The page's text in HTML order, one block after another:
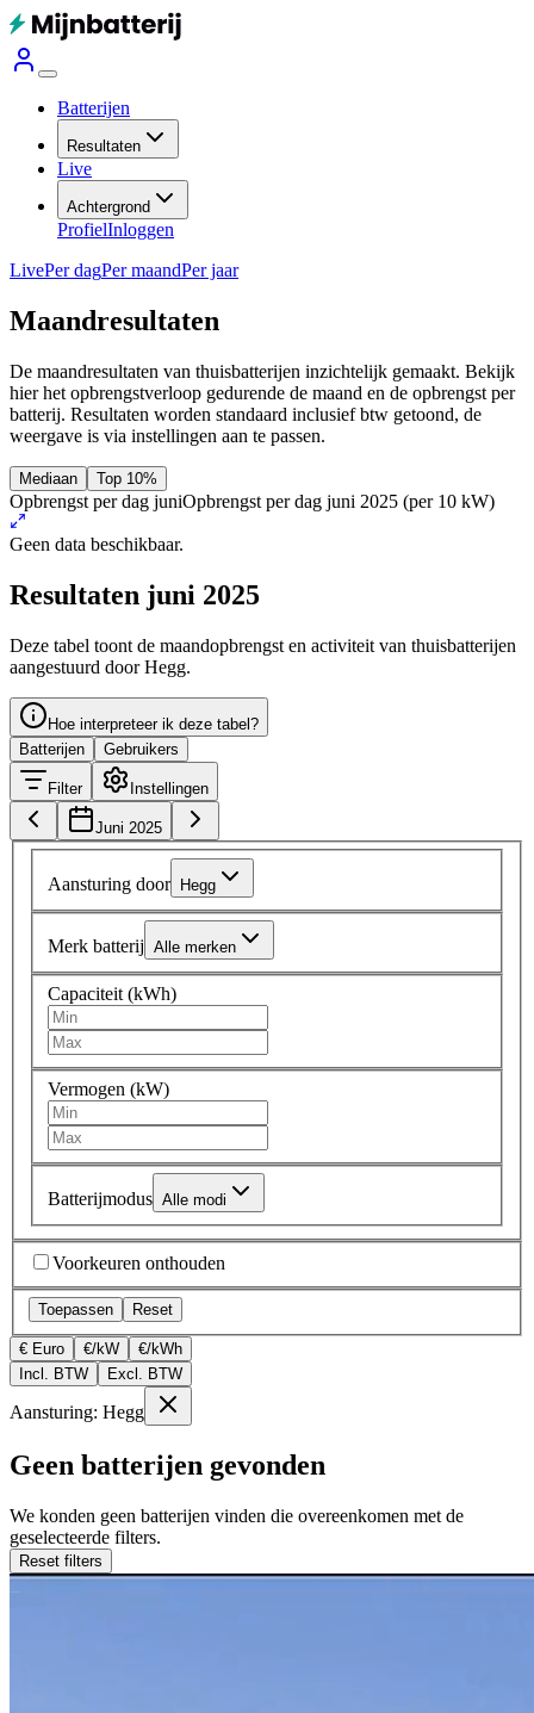
Batterijen
Resultaten
Live
Achtergrond
ProfielInloggen
LivePer dagPer maandPer jaar
Maandresultaten
De maandresultaten van thuisbatterijen inzichtelijk gemaakt. Bekijk
hier het opbrengstverloop gedurende de maand en de opbrengst per
batterij. Resultaten worden standaard inclusief btw getoond, de
weergave is via instellingen aan te passen.
Mediaan Top 10%
Opbrengst per dag juniOpbrengst per dag juni 2025 (per 10 kW)
Geen data beschikbaar.
Resultaten juni 2025
Deze tabel toont de maandopbrengst en activiteit van thuisbatterijen
aangestuurd door Hegg.
Hoe interpreteer ik deze tabel?
Batterijen
Gebruikers
Filter Instellingen
Juni 2025
Aansturing door Hegg
Merk batterij Alle merken
Capaciteit (kWh)
Vermogen (kW)
Batterijmodus Alle modi
Voorkeuren onthouden
Toepassen Reset
€ Euro €/kW
€/kWh
Incl. BTW
Excl. BTW
Aansturing: Hegg
Geen batterijen gevonden
We konden geen batterijen vinden die overeenkomen met de
geselecteerde filters.
Reset filters